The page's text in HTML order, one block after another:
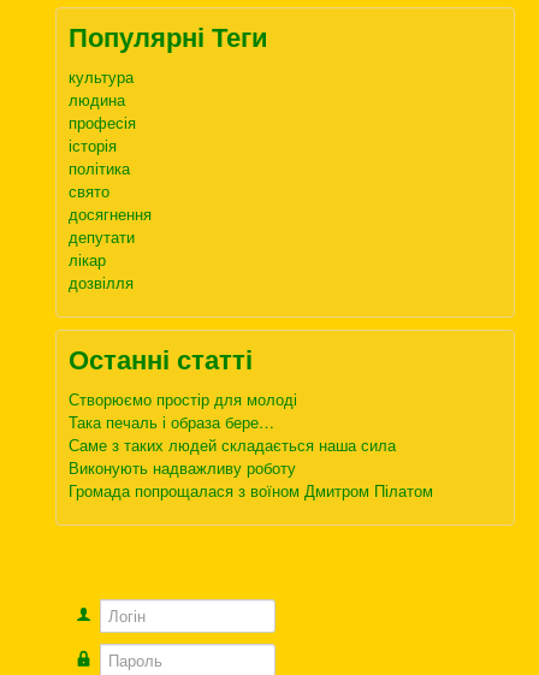
Популярні Теги
культура
людина
професія
історія
політика
свято
досягнення
депутати
лікар
дозвілля
Останні статті
Створюємо простір для молоді
Така печаль і образа бере…
Саме з таких людей складається наша сила
Виконують надважливу роботу
Громада попрощалася з воїном Дмитром Пілатом
Логін
Пароль